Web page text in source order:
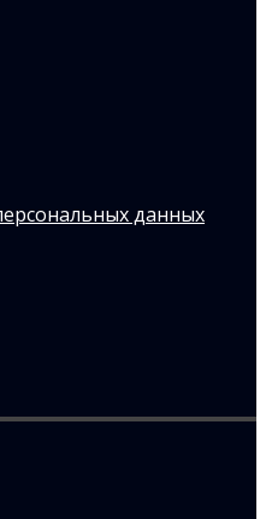
данных